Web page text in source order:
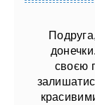
своєю